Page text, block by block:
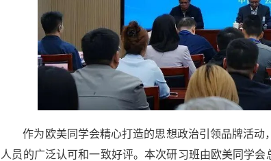
作为欧美同学会精心打造的思想政治引领品牌活动
人员的广泛认可和一致好评。本次研习班由欧美同学